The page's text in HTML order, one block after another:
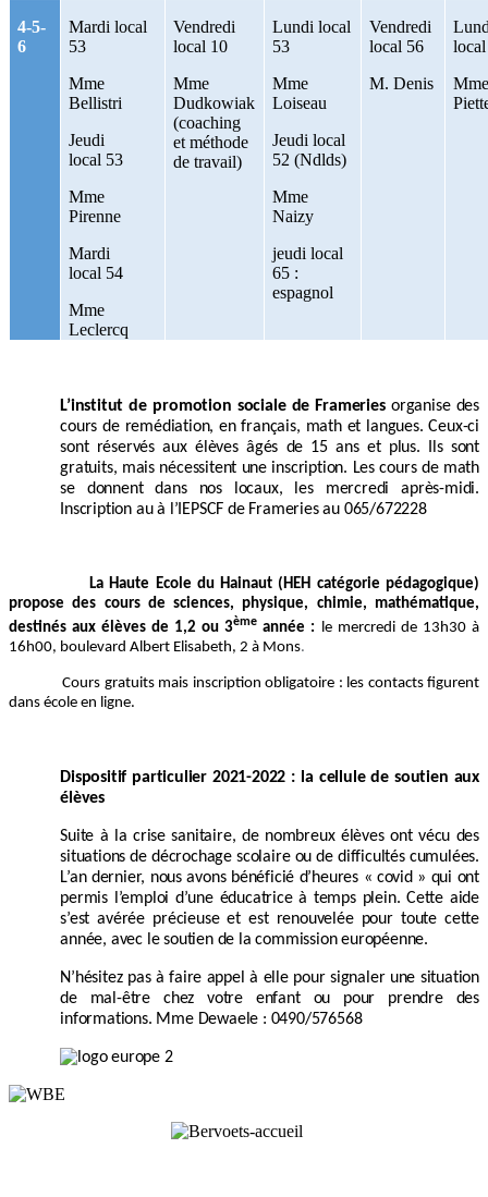
4-5-
6
Mardi local
53
Mme
Bellistri
Jeudi
local 53
Mme
Pirenne
Mardi
local 54
Mme
Leclercq
Vendredi
local 10
Mme
Dudkowiak
(coaching
et méthode
de travail)
Lundi local
53
Mme
Loiseau
Jeudi local
52 (Ndlds)
Mme
Naizy
jeudi local
65 :
espagnol
Vendredi
local 56
M. Denis
L’institut de promotion sociale de Frameriesorganise des
cours de remédiation, en français, math et langues. Ceux-ci
sont réservés aux élèves âgés de 15 ans et plus. Ils sont
gratuits, mais nécessitent une inscription. Les cours de math
se donnent dans nos locaux, les mercredi après-midi.
Inscription au à l’IEPSCF de Frameries au 065/672228
La Haute Ecole du Hainaut (HEH catégorie pédagogique)
propose des cours de sciences, physique, chimie, mathématique,
destinés aux élèves de 1,2 ou 3ème année : le mercredi de 13h30 à
16h00, boulevard Albert Elisabeth, 2 à Mons.
Cours gratuits mais inscription obligatoire : les contacts figurent
dans école en ligne.
Dispositif particulier 2021-2022 : la cellule de soutien aux
élèves
Suite à la crise sanitaire, de nombreux élèves ont vécu des
situations de décrochage scolaire ou de difficultés cumulées.
L’an dernier, nous avons bénéficié d’heures « covid » qui ont
permis l’emploi d’une éducatrice à temps plein. Cette aide
s’est avérée précieuse et est renouvelée pour toute cette
année, avec le soutien de la commission européenne.
N’hésitez pas à faire appel à elle pour signaler une situation
de mal-être chez votre enfant ou pour prendre des
informations. Mme Dewaele : 0490/576568